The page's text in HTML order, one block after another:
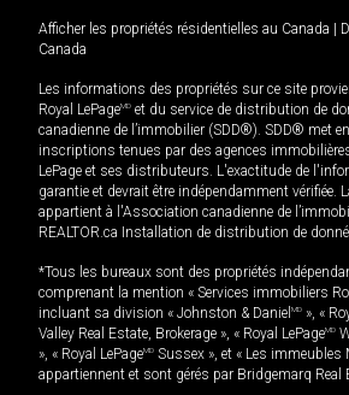
Afficher les propriétés résidentielles au Canada
Canada
Les informations des propriétés sur ce site
Royal LePageMD et du service de distribution de
canadienne de l’immobilier (SDD®). SDD® met
inscriptions tenues par des agences
LePage et ses distributeurs. L'exactitude de
garantie et devrait être indépendamment vérifiée.
appartient à l'Association canadienne de
REALTOR.ca Installation de distribution de
*Tous les bureaux sont des propriétés
comprenant la mention « Services immobiliers
incluant sa division « Johnston & Daniel MD », «
Valley Real Estate, Brokerage », « Royal LePageMD
», « Royal LePageMD Sussex », et « Les immeubles
appartiennent et sont gérés par Bridgemarq Real